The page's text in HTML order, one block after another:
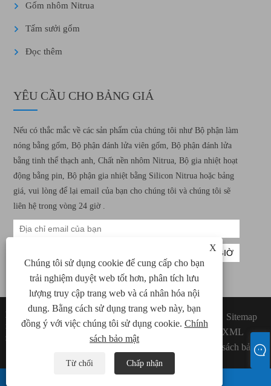
X
Chúng tôi sử dụng cookie để cung cấp cho bạn
trải nghiệm duyệt web tốt hơn, phân tích lưu
lượng truy cập trang web và cá nhân hóa nội
dung. Bằng cách sử dụng trang web này, bạn
đồng ý với việc chúng tôi sử dụng cookie. Chính
sách bảo mật
Từ chối Chấp nhận
Gốm nhôm Nitrua
Tấm sưởi gốm
Đọc thêm
YÊU CẦU CHO BẢNG GIÁ
Nếu có thắc mắc về các sản phẩm của chúng tôi như Bộ phận làm
nóng bằng gốm, Bộ phận đánh lửa viên gốm, Bộ phận đánh lửa
bằng tinh thể thạch anh, Chất nền nhôm Nitrua, Bộ gia nhiệt hoạt
động bằng pin, Bộ phận gia nhiệt bằng Silicon Nitrua hoặc bảng
giá, vui lòng để lại email của bạn cho chúng tôi và chúng tôi sẽ
liên hệ trong vòng 24 giờ .
Bản quyền © 2022 Xiamen Green Way Công
nghệ Điện tử, Ltd. Tất cả các yếu tố sưởi ấm
gốm, quyền đánh lửa viên gốm được bảo lưu.
Sitemap
XML
Chính sách bảo